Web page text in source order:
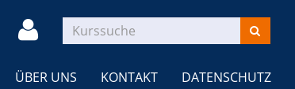
ÜBER UNS KONTAKT DATENSCHUTZ